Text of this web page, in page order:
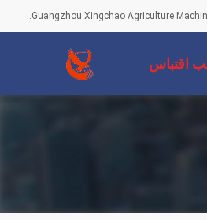
Guangzhou Xingchao Agriculture
اقتباس